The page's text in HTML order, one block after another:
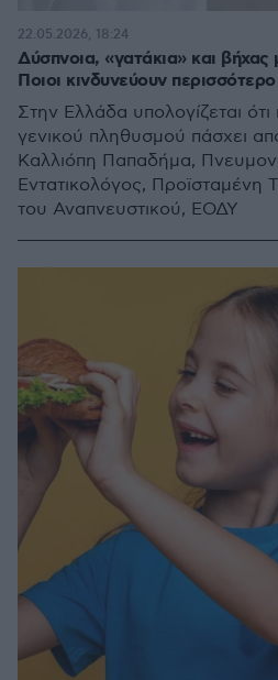
Δύσπνοια, «γατάκια» και
Ποιοι κινδυνεύουν περισσότερο
Στην Ελλάδα υπολογίζεται
γενικού πληθυσμού πάσχει
Καλλιόπη Παπαδήμα,
Εντατικολόγος, Προϊσταμένη
του Αναπνευστικού, ΕΟΔΥ
22.05.2026, 18:24